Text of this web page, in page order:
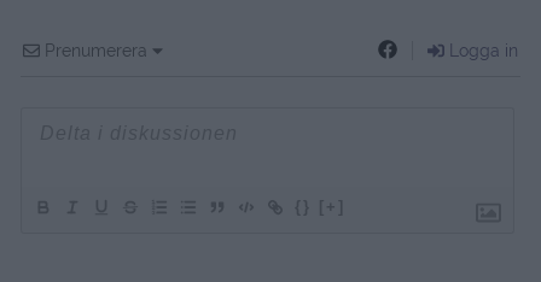
Prenumerera Logga in
{} [+]